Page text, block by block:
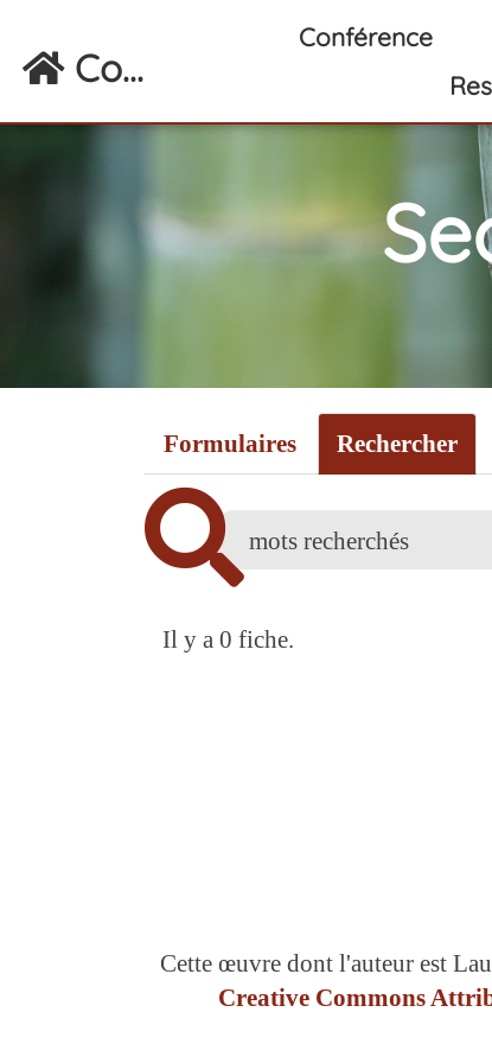
Aller au contenu principal
Co...
Conférence
Formulaires Rechercher
Il y a 0 fiche.
Cette œuvre dont l'auteur est
Creative Commons